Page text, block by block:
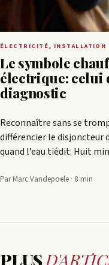
ÉLECTRICITÉ, INSTALLATION
Le symbole
électrique: celui
diagnostic
Reconnaître sans se
différencier le disjoncteur
quand l’eau tiédit. Huit
Par Marc Vandepoele · 8 min
PLUS